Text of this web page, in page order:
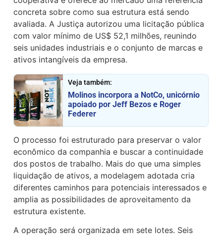
concreta sobre como sua estrutura está sendo
avaliada. A Justiça autorizou uma licitação pública
com valor mínimo de US$ 52,1 milhões, reunindo
seis unidades industriais e o conjunto de marcas e
ativos intangíveis da empresa.
Veja também:
Molinos incorpora a NotCo, unicórnio
apoiado por Jeff Bezos e Roger
Federer
O processo foi estruturado para preservar o valor
econômico da companhia e buscar a continuidade
dos postos de trabalho. Mais do que uma simples
liquidação de ativos, a modelagem adotada cria
diferentes caminhos para potenciais interessados e
amplia as possibilidades de aproveitamento da
estrutura existente.
A operação será organizada em sete lotes. Seis